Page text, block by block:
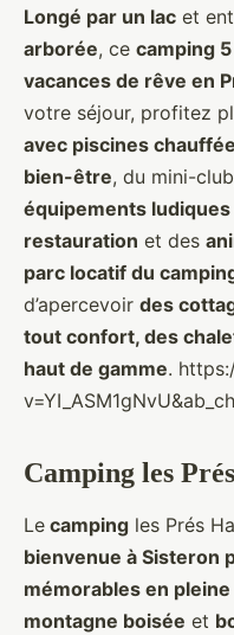
Longé par un lac et
arborée, ce camping
vacances de rêve en
votre séjour, profitez
avec piscines
bien-être, du mini-
équipements
restauration et des
parc locatif du
d’apercevoir des
tout confort, des
haut de gamme.
Camping les
Le camping les Prés
bienvenue à Sisteron
mémorables en
montagne boisée et